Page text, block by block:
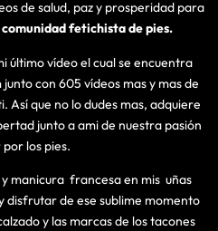
de salud, paz y prosperidad para
comunidad fetichista de pies.
último vídeo el cual se encuentra
con 605 vídeos mas y mas de
Así que no lo dudes mas, adquiere
junto a ami de nuestra pasión
los pies.
manicura francesa en mis uñas
disfrutar de ese sublime momento
y las marcas de los tacones